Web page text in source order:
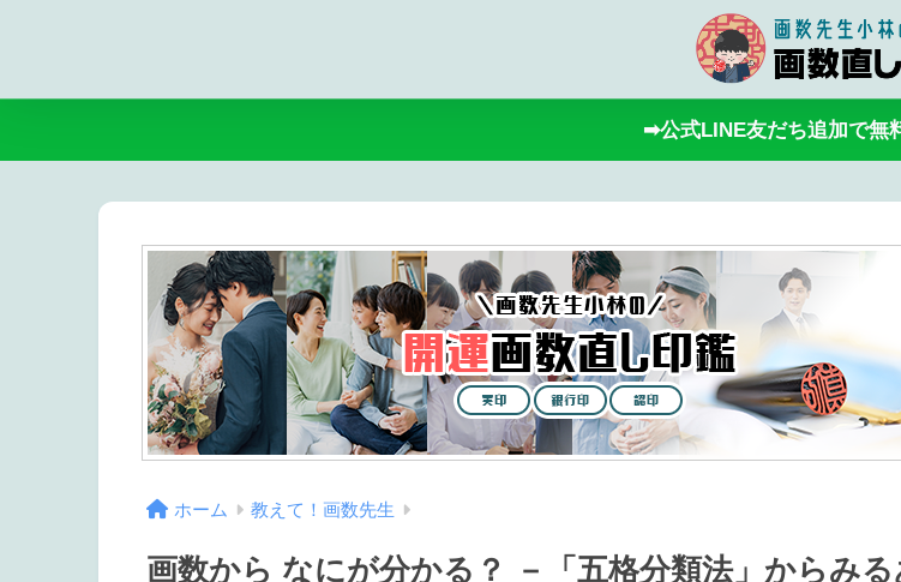
➡公式LINE友だち追加で無
ホーム 教えて！画数先生
画数から なにが分かる？ －「五格分類法」からみる